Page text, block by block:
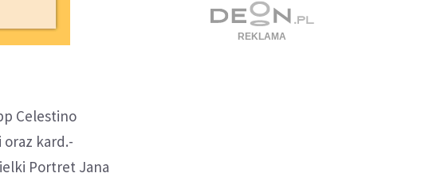
Celestino
kard.-
Portret Jana